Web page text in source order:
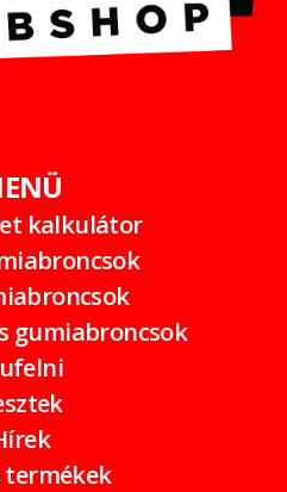
kalkulátor
gumiabroncsok
termékek